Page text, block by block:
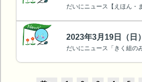
2023年3月19日（日）